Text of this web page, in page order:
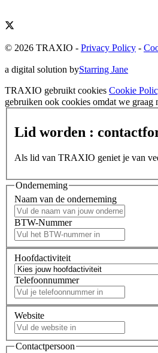
© 2026 TRAXIO - Privacy Policy -
a digital solution byStarring Jane
TRAXIO gebruikt cookies Cookie
gebruiken ook cookies omdat we graag
Lid worden :
Als lid van TRAXIO geniet je van
Onderneming
Naam van de onderneming
BTW-Nummer
Hoofdactiviteit
Telefoonnummer
Website
Contactpersoon